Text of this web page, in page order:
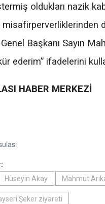
oldukları nazik
misafirperverliklerinden
Başkanı Sayın
ederim” ifadelerini
HABER MERKEZİ
Hüseyin Akay Mahmut
Şeker ziyareti